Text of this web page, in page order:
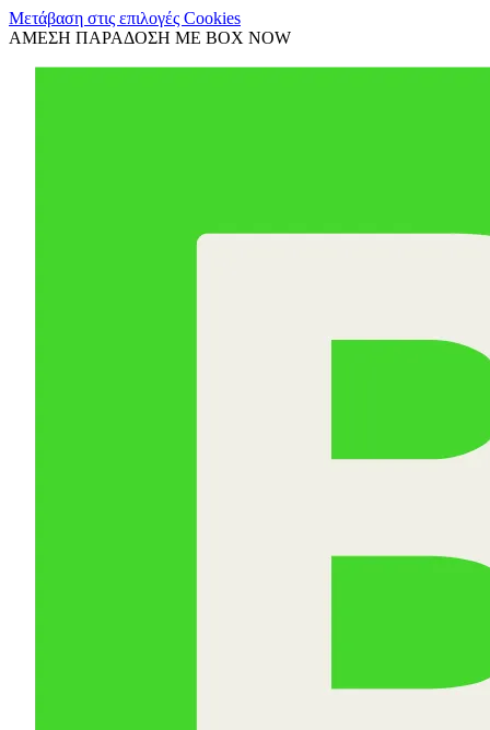
Μετάβαση στις επιλογές Cookies
ΑΜΕΣΗ ΠΑΡΑΔΟΣΗ ΜΕ BOX NOW